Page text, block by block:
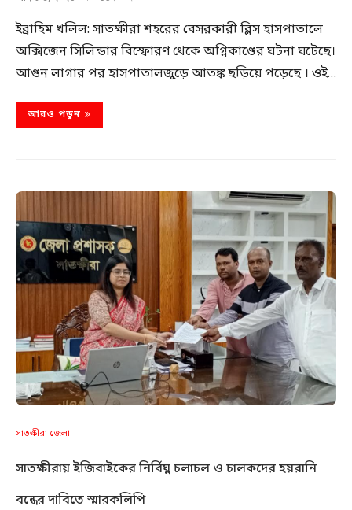
ইব্রাহিম খলিল: সাতক্ষীরা শহরের বেসরকারী ব্লিস হাসপাতালে
অক্সিজেন সিলিন্ডার বিস্ফোরণ থেকে অগ্নিকাণ্ডের ঘটনা ঘটেছে।
আগুন লাগার পর হাসপাতালজুড়ে আতঙ্ক ছড়িয়ে পড়েছে । ওই…
আরও পড়ুন
সাতক্ষীরা জেলা
সাতক্ষীরায় ইজিবাইকের নির্বিঘ্ন চলাচল ও চালকদের হয়রানি
বন্ধের দাবিতে স্মারকলিপি